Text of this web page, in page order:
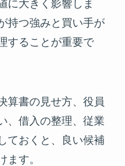
に大きく影響しま
持つ強みと買い手が
することが重要で
算書の見せ方、役員
、借入の整理、従業
ておくと、良い候補
ます。